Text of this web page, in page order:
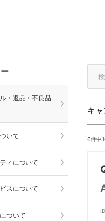
・返品・不良品
いて
ィについて
スについて
ついて
キ
6件中1